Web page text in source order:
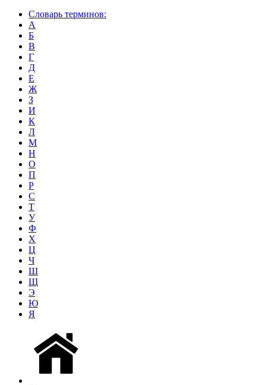
Словарь терминов:
А
Б
В
Г
Д
Е
Ж
З
И
К
Л
М
Н
О
П
Р
С
Т
У
Ф
Х
Ц
Ч
Ш
Щ
Э
Ю
Я